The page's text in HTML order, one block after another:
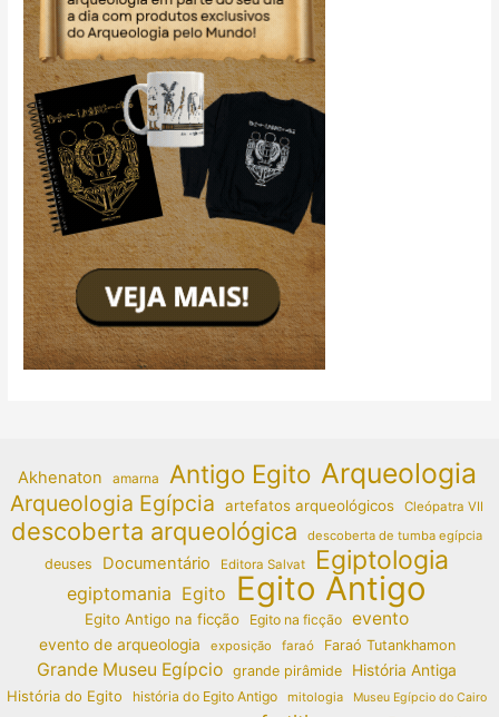
Akhenaton amarna Antigo Egito Arqueologia
Arqueologia Egípcia artefatos arqueológicos Cleópatra VII
descoberta arqueológica descoberta de tumba egípcia
deuses Documentário Editora Salvat Egiptologia
egiptomania Egito Egito Antigo
Egito Antigo na ficção Egito na ficção evento
evento de arqueologia exposição faraó Faraó Tutankhamon
Grande Museu Egípcio grande pirâmide
História Antiga
História do Egito
história do Egito Antigo mitologia Museu Egípcio do Cairo